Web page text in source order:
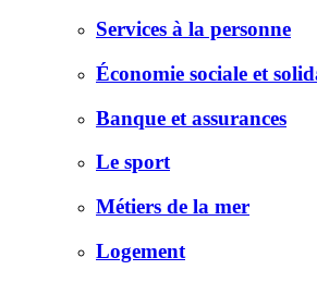
Services à la personne
Économie sociale et
Banque et assurances
Le sport
Métiers de la mer
Logement